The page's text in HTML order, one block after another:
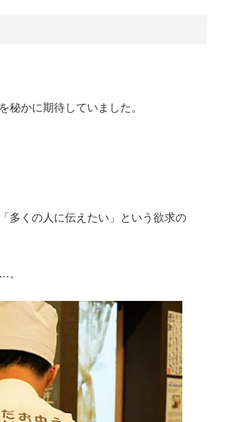
秘かに期待していました。
多くの人に伝えたい」という欲求の
。